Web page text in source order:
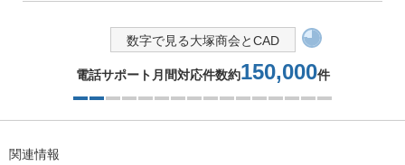
数字で見る大塚商会とCAD
電話サポート月間対応件数約150,000件
関連情報